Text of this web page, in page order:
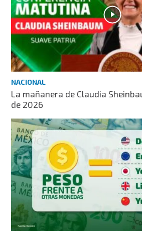
NACIONAL
La mañanera de Claudia
de 2026